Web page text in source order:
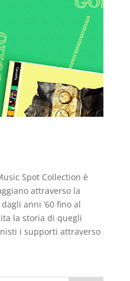
Spot Collection è
attraverso la
anni ’60 fino al
la storia di quegli
i supporti attraverso